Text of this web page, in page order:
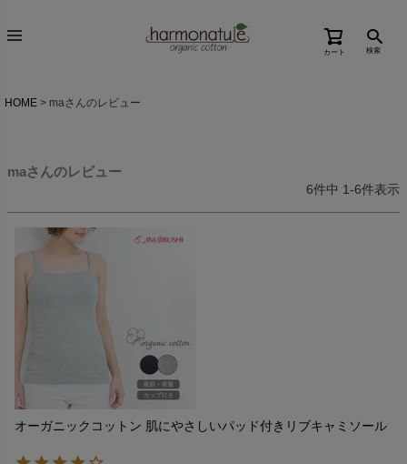
カート 検索
HOME maさんのレビュー
maさんのレビュー
6件中 1-6件表示
オーガニックコットン 肌にやさしいパッド付きリブキャミソール